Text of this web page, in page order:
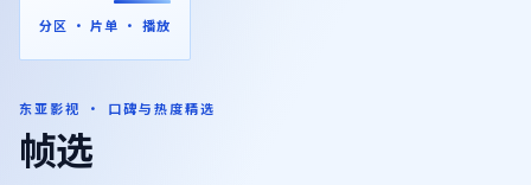
分区 · 片单 · 播放
东亚影视 · 口碑与热度精选
帧选